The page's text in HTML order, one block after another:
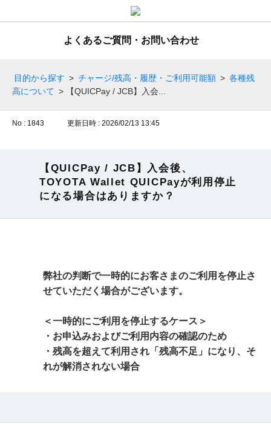
よくあるご質問・お問い合わせ
目的から探す > チャージ/残高・履歴・ご利用可能額 > 各種残
高について > 【QUICPay / JCB】入会...
No : 1843 更新日時 : 2026/02/13 13:45
【QUICPay / JCB】入会後、
TOYOTA Wallet QUICPayが利用停止
になる場合はありますか？
弊社の判断で一時的にお客さまのご利用を停止さ
せていただく場合がございます。
＜一時的にご利用を停止するケース＞
・お申込みおよびご利用内容の確認のため
・残高を超えて利用され「残高不足」になり、そ
れが解消されない場合